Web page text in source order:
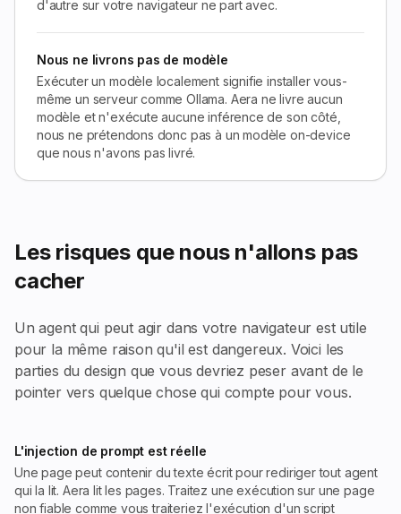
d'autre sur votre navigateur ne part avec.
Nous ne livrons pas de modèle
Exécuter un modèle localement signifie installer vous-
même un serveur comme Ollama. Aera ne livre aucun
modèle et n'exécute aucune inférence de son côté,
nous ne prétendons donc pas à un modèle on-device
que nous n'avons pas livré.
Les risques que nous n'allons pas
cacher
Un agent qui peut agir dans votre navigateur est utile
pour la même raison qu'il est dangereux. Voici les
parties du design que vous devriez peser avant de le
pointer vers quelque chose qui compte pour vous.
L'injection de prompt est réelle
Une page peut contenir du texte écrit pour rediriger tout agent
qui la lit. Aera lit les pages. Traitez une exécution sur une page
non fiable comme vous traiteriez l'exécution d'un script